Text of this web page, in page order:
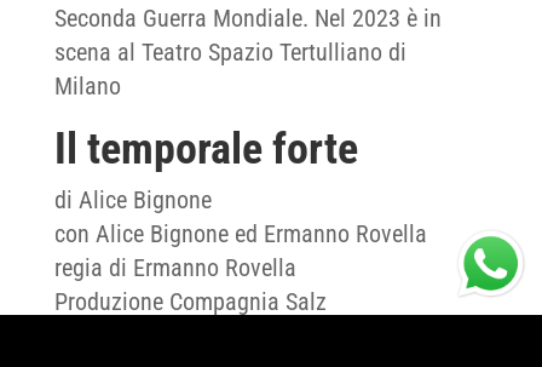
Seconda Guerra Mondiale. Nel 2023 è in
scena al Teatro Spazio Tertulliano di
Milano
Il temporale forte
di Alice Bignone
con Alice Bignone ed Ermanno Rovella
regia di Ermanno Rovella
Produzione Compagnia Salz